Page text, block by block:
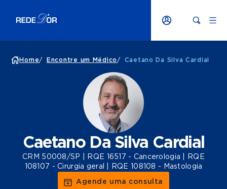
Home/ Encontre um Médico / Caetano Da Silva Cardial
Caetano Da Silva Cardial
CRM 50008/SP | RQE 16517 - Cancerologia | RQE
108107 - Cirurgia geral | RQE 108108 - Mastologia
Agende uma consulta